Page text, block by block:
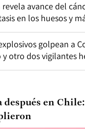
avance del
en los huesos y
golpean a
otro dos vigilantes
en